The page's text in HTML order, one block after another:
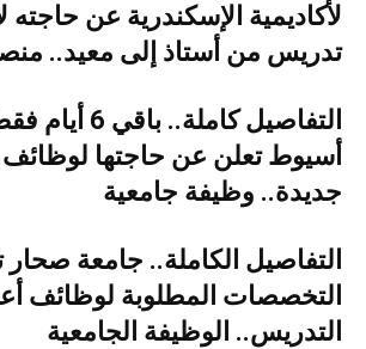
لأكاديمية الإسكندرية عن حاجته
تدريس من أستاذ إلى معيد..
التفاصيل
أسيوط تعلن عن حاجتها
جديدة.. وظيفة جامعية
التفاصيل الكاملة.. جامعة
التخصصات المطلوبة لوظائف
التدريس.. الوظيفة الجامعية